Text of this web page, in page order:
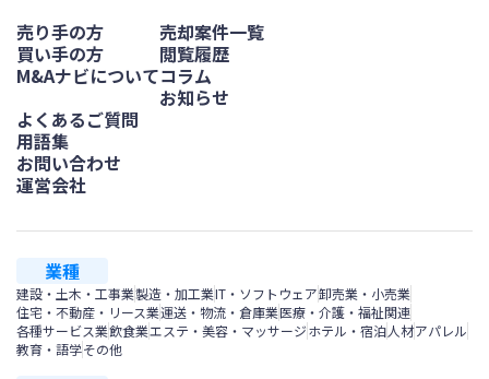
売り手の方
買い手の方
M&Aナビについて
売却案件一覧
閲覧履歴
コラム
お知らせ
よくあるご質問
用語集
お問い合わせ
運営会社
業種
建設・土木・工事業製造・加工業IT・ソフトウェア卸売業・小売業
住宅・不動産・リース業運送・物流・倉庫業医療・介護・福祉関連
各種サービス業飲食業エステ・美容・マッサージホテル・宿泊人材アパレル
教育・語学その他